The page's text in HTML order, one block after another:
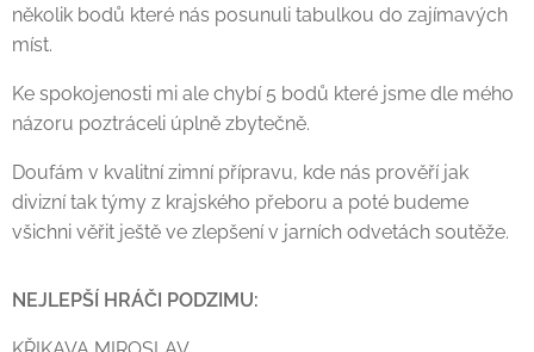
několik bodů které nás posunuli tabulkou do zajímavých
míst.
Ke spokojenosti mi ale chybí 5 bodů které jsme dle mého
názoru poztráceli úplně zbytečně.
Doufám v kvalitní zimní přípravu, kde nás prověří jak
divizní tak týmy z krajského přeboru a poté budeme
všichni věřit ještě ve zlepšení v jarních odvetách soutěže.
NEJLEPŠÍ HRÁČI PODZIMU: